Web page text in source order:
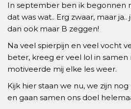
In september ben ik begonnen
dat was wat.. Erg zwaar, maar
dan ook maar B zeggen!
Na veel spierpijn en veel vocht
beter, kreeg er veel lol in samen
motiveerde mij elke les weer.
Kijk hier staan we nu, we zijn
en gaan samen ons doel